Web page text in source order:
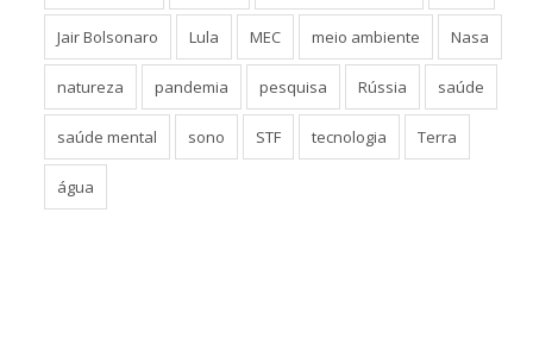
Jair Bolsonaro Lula MEC meio ambiente Nasa
natureza pandemia pesquisa Rússia saúde
saúde mental sono STF tecnologia Terra
água